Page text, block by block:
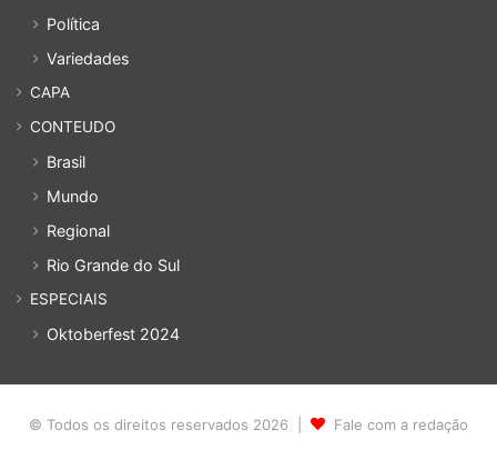
Política
Variedades
CAPA
CONTEUDO
Brasil
Mundo
Regional
Rio Grande do Sul
ESPECIAIS
Oktoberfest 2024
© Todos os direitos reservados 2026 | Fale com a redação